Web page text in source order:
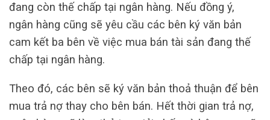
đang còn thế chấp tại ngân hàng. Nếu đồng ý,
ngân hàng cũng sẽ yêu cầu các bên ký văn bản
cam kết ba bên về việc mua bán tài sản đang thế
chấp tại ngân hàng.
Theo đó, các bên sẽ ký văn bản thoả thuận để bên
mua trả nợ thay cho bên bán. Hết thời gian trả nợ,